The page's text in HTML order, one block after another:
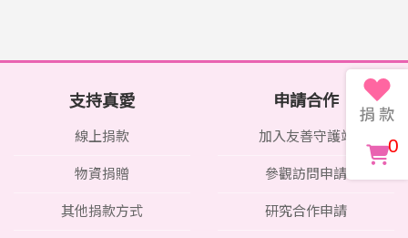
支持真愛
線上捐款
物資捐贈
其他捐款方式
申請合作
加入友善守護站
參觀訪問申請
研究合作申請
0